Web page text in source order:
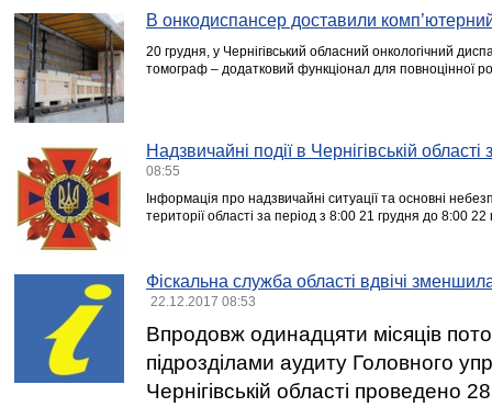
В онкодиспансер доставили
20 грудня, у Чернігівський обласний онкологічний
томограф – додатковий функціонал для повноцінної
Надзвичайні події в Чернігівській
08:55
Інформація про надзвичайні ситуації та основні
території області за період з 8:00 21 грудня до 8:00 22
Фіскальна служба області вдвічі зменшила
22.12.2017 08:53
Впродовж одинадцяти місяців
підрозділами аудиту Головного
Чернігівській області проведено